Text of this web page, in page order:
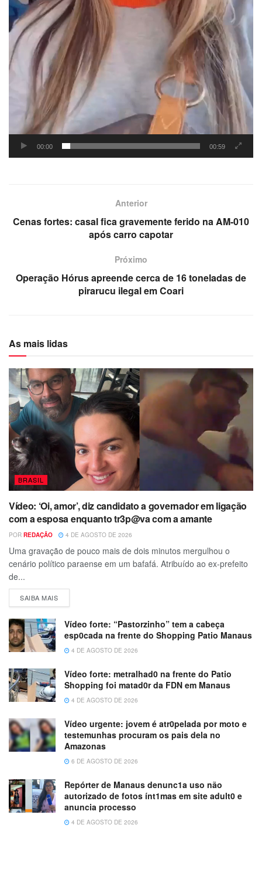
00:00 00:59
Anterior
Cenas fortes: casal fica gravemente ferido na AM-010
após carro capotar
Próximo
Operação Hórus apreende cerca de 16 toneladas de
pirarucu ilegal em Coari
As mais lidas
BRASIL
Vídeo: ‘Oi, amor’, diz candidato a governador em ligação
com a esposa enquanto tr3p@va com a amante
POR REDAÇÃO 4 DE AGOSTO DE 2026
Uma gravação de pouco mais de dois minutos mergulhou o
cenário político paraense em um bafafá. Atribuído ao ex-prefeito
de...
SAIBA MAIS
Vídeo forte: “Pastorzinho” tem a cabeça
esp0cada na frente do Shopping Patio Manaus
4 DE AGOSTO DE 2026
Vídeo forte: metralhad0 na frente do Patio
Shopping foi matad0r da FDN em Manaus
4 DE AGOSTO DE 2026
Vídeo urgente: jovem é atr0pelada por moto e
testemunhas procuram os pais dela no
Amazonas
6 DE AGOSTO DE 2026
Repórter de Manaus denunc1a uso não
autorizado de fotos ínt1mas em site adult0 e
anuncia processo
4 DE AGOSTO DE 2026